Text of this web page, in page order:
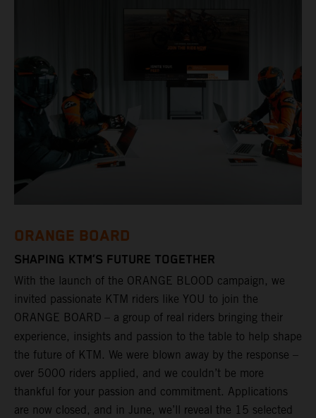
ORANGE BOARD
SHAPING KTM’S FUTURE TOGETHER
With the launch of the ORANGE BLOOD campaign, we
invited passionate KTM riders like YOU to join the
ORANGE BOARD – a group of real riders bringing their
experience, insights and passion to the table to help shape
the future of KTM. We were blown away by the response –
over 5000 riders applied, and we couldn’t be more
thankful for your passion and commitment. Applications
are now closed, and in June, we’ll reveal the 15 selected